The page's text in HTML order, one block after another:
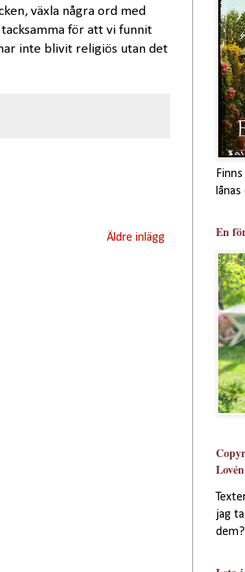
växla några ord med
för att vi funnit
inte blivit religiös utan det
Äldre inlägg En
Lovén
jag